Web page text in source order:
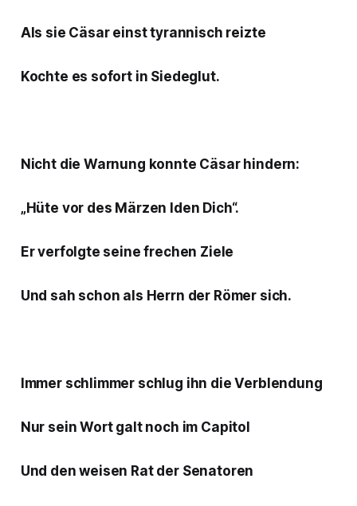
Als sie Cäsar einst tyrannisch reizte
Kochte es sofort in Siedeglut.
Nicht die Warnung konnte Cäsar hindern:
„Hüte vor des Märzen Iden Dich“.
Er verfolgte seine frechen Ziele
Und sah schon als Herrn der Römer sich.
Immer schlimmer schlug ihn die Verblendung
Nur sein Wort galt noch im Capitol
Und den weisen Rat der Senatoren